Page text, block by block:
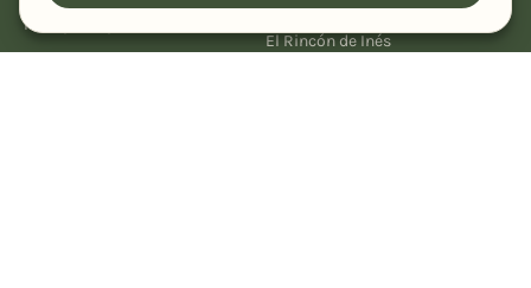
Por tipo de plato
Por tipo de cocina
El Rincón de Inés